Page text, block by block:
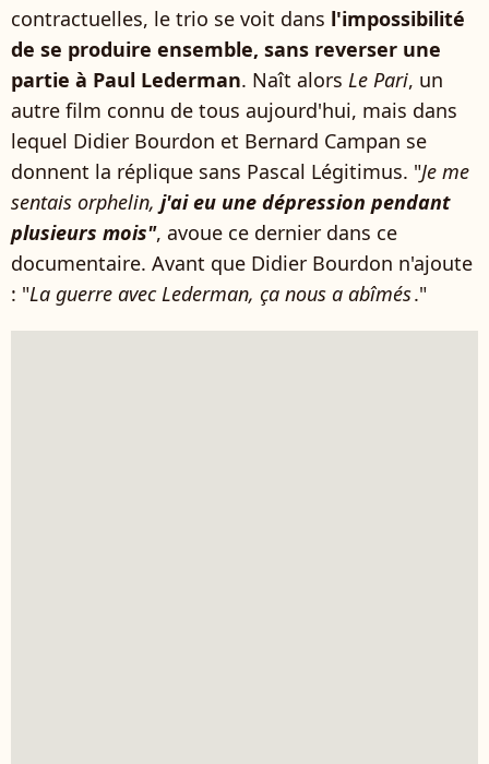
contractuelles, le trio se voit dans l'impossibilité
de se produire ensemble, sans reverser une
partie à Paul Lederman. Naît alors Le Pari, un
autre film connu de tous aujourd'hui, mais dans
lequel Didier Bourdon et Bernard Campan se
donnent la réplique sans Pascal Légitimus. "Je me
sentais orphelin, j'ai eu une dépression pendant
plusieurs mois", avoue ce dernier dans ce
documentaire. Avant que Didier Bourdon n'ajoute
: "La guerre avec Lederman, ça nous a abîmés."